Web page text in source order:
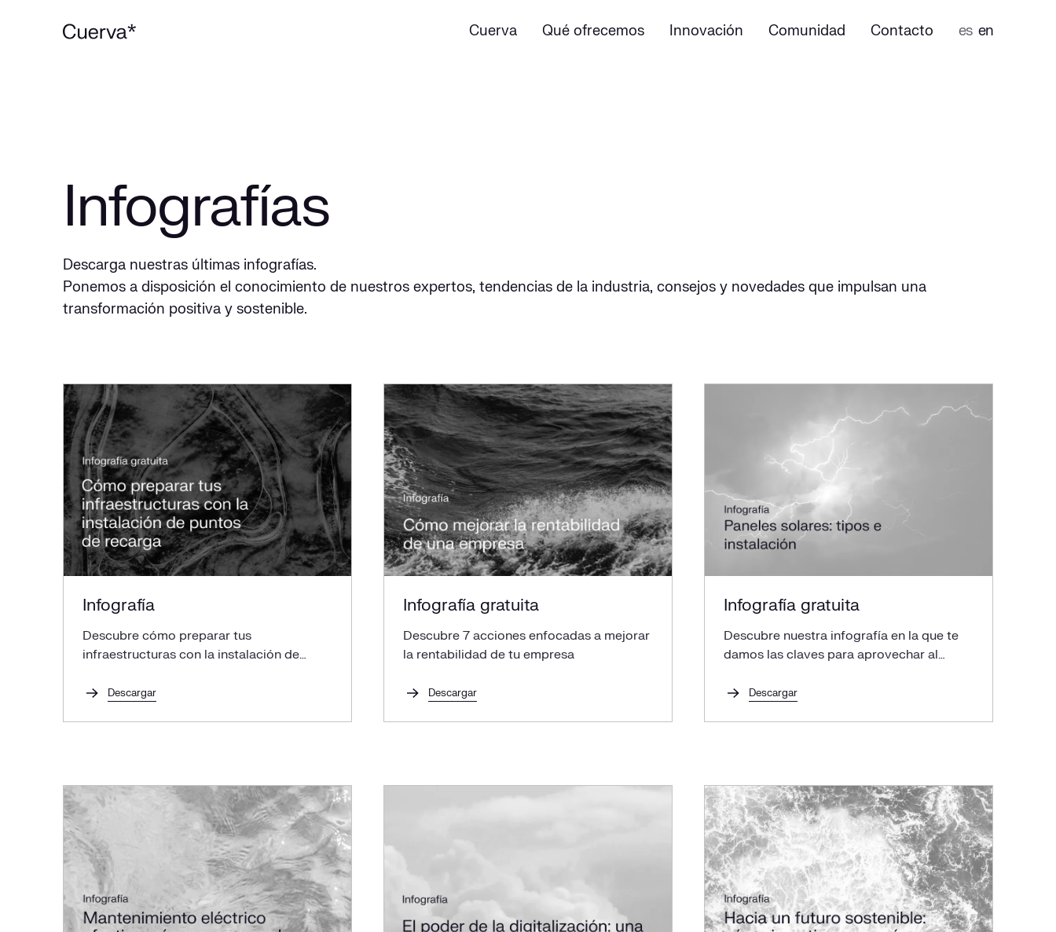
Cuerva Qué ofrecemos Innovación Comunidad Contacto es en
Infografías
Descarga nuestras últimas infografías.
Ponemos a disposición el conocimiento de nuestros expertos, tendencias de la industria, consejos y novedades que impulsan una
transformación positiva y sostenible.
Infografía
Descubre cómo preparar tus
infraestructuras con la instalación de
Descargar
Infografía gratuita
Descubre 7 acciones enfocadas a mejorar
la rentabilidad de tu empresa
Descargar
Infografía gratuita
Descubre nuestra infografía en la que te
damos las claves para aprovechar al
panales solares.
Descargar